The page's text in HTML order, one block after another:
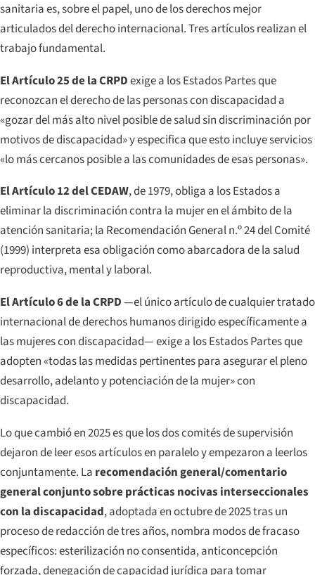
sanitaria es, sobre el papel, uno de los derechos mejor
articulados del derecho internacional. Tres artículos realizan el
trabajo fundamental.
El Artículo 25 de la CRPDexige a los Estados Partes que
reconozcan el derecho de las personas con discapacidad a
«gozar del más alto nivel posible de salud sin discriminación por
motivos de discapacidad» y especifica que esto incluye servicios
«lo más cercanos posible a las comunidades de esas personas».
El Artículo 12 del CEDAW, de 1979, obliga a los Estados a
eliminar la discriminación contra la mujer en el ámbito de la
atención sanitaria; la Recomendación General n.º 24 del Comité
(1999) interpreta esa obligación como abarcadora de la salud
reproductiva, mental y laboral.
El Artículo 6 de la CRPD—el único artículo de cualquier tratado
internacional de derechos humanos dirigido específicamente a
las mujeres con discapacidad— exige a los Estados Partes que
adopten «todas las medidas pertinentes para asegurar el pleno
desarrollo, adelanto y potenciación de la mujer» con
discapacidad.
Lo que cambió en 2025 es que los dos comités de supervisión
dejaron de leer esos artículos en paralelo y empezaron a leerlos
conjuntamente. La recomendación general/comentario
general conjunto sobre prácticas nocivas interseccionales
con la discapacidad, adoptada en octubre de 2025 tras un
proceso de redacción de tres años, nombra modos de fracaso
específicos: esterilización no consentida, anticoncepción
forzada, denegación de capacidad jurídica para tomar